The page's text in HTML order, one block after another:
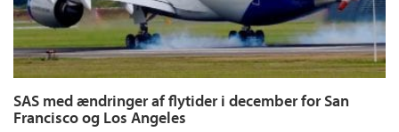
SAS med ændringer af flytider i december for San
Francisco og Los Angeles